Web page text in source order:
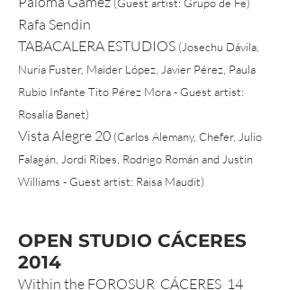
Rafa Sendin
TABACALERA ESTUDIOS (Josechu Dávila,
Nuria Fuster, Maider López, Javier Pérez, Paula
Rubio Infante Tito Pérez Mora - Guest artist:
Rosalía Banet)
Vista Alegre 20 (Carlos Alemany, Chefer, Julio
Falagán, Jordi Ribes, Rodrigo Román and Justin
Williams - Guest artist: Raisa Maudit)
OPEN STUDIO CÁCERES
2014
Within the FOROSUR_CÁCERES_14